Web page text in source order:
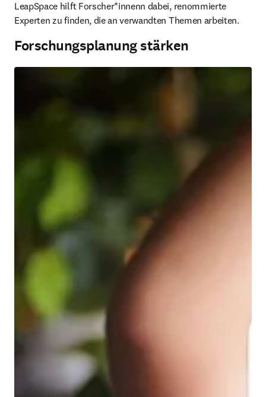
LeapSpace hilft Forscher*innenn dabei, renommierte
Experten zu finden, die an verwandten Themen arbeiten.
Forschungsplanung stärken